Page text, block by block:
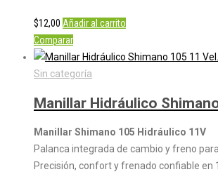
$12,00 Añadir al carrito
Comparar
Sin categoría
Manillar Hidráulico
Manillar Shimano 105 Hidráulico 11V
Palanca integrada de cambio y freno
Precisión, confort y frenado confiable en